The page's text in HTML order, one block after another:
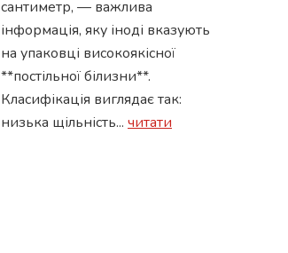
сантиметр, — важлива
інформація, яку іноді вказують
на упаковці високоякісної
**постільної білизни**.
Класифікація виглядає так:
низька щільність... читати